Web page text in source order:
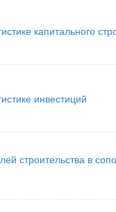
капитального
инвестиций
строительства в